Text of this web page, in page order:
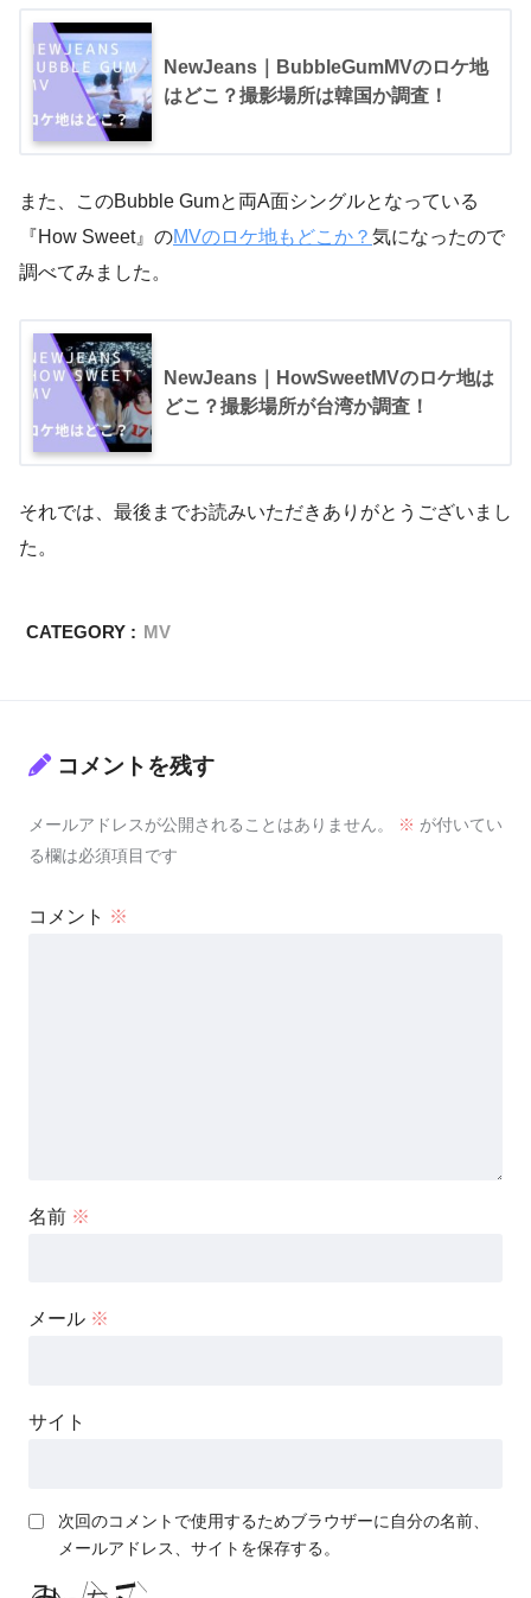
NewJeans｜BubbleGumMVのロケ地
はどこ？撮影場所は韓国か調査！
また、このBubble Gumと両A面シングルとなっている
『How Sweet』のMVのロケ地もどこか？ 気になったので
調べてみました。
NewJeans｜HowSweetMVのロケ地は
どこ？撮影場所が台湾か調査！
それでは、最後までお読みいただきありがとうございまし
た。
CATEGORY : MV
コメントを残す
メールアドレスが公開されることはありません。 ※ が付いてい
る欄は必須項目です
コメント ※
名前 ※
メール ※
サイト
次回のコメントで使用するためブラウザーに自分の名前、
メールアドレス、サイトを保存する。